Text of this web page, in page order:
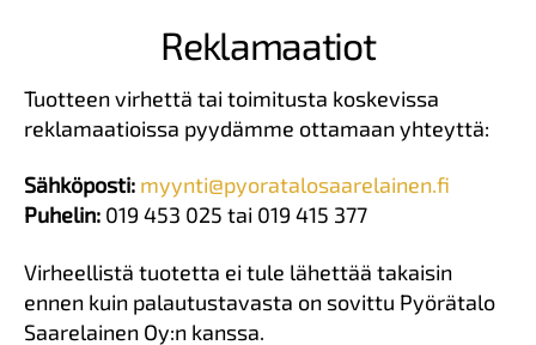
Reklamaatiot
Tuotteen virhettä tai toimitusta koskevissa
reklamaatioissa pyydämme ottamaan yhteyttä:
Sähköposti: myynti@pyoratalosaarelainen.fi
Puhelin: 019 453 025 tai 019 415 377
Virheellistä tuotetta ei tule lähettää takaisin
ennen kuin palautustavasta on sovittu Pyörätalo
Saarelainen Oy:n kanssa.